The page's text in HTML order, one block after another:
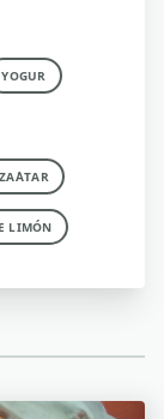
YOGUR
ZA´ATAR
LIMÓN